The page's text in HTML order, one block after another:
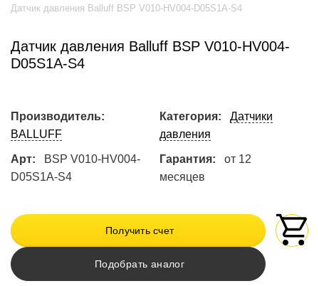
Датчик давления Balluff BSP V010-HV004-D05S1A-S4
Датчик давления Balluff BSP V010-HV004-
D05S1A-S4
Производитель:
BALLUFF
Категория:
Датчики
давления
Арт:
BSP V010-HV004-
D05S1A-S4
Гарантия:
от 12
месяцев
Получить счет
Подобрать аналог